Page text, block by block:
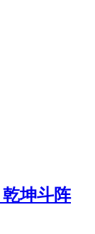
乾坤斗阵